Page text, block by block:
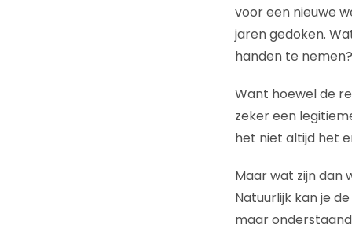
voor een nieuwe
jaren gedoken.
handen te nemen?
Want hoewel de
zeker een
het niet altijd het
Maar wat zijn dan
Natuurlijk kan je
maar